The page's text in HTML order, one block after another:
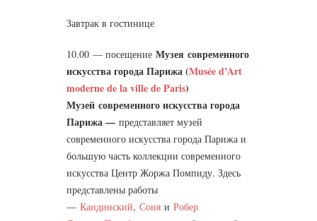
Завтрак в гостинице
10.00 — посещение Музея современного
искусства города Парижа (Musée d’Art
moderne de la ville de Paris)
Музей современного искусства города
Парижа — представляет музей
современного искусства города Парижа и
большую часть коллекции современного
искусства Центр Жоржа Помпиду. Здесь
представлены работы
— Кандинский, Соня и Робер